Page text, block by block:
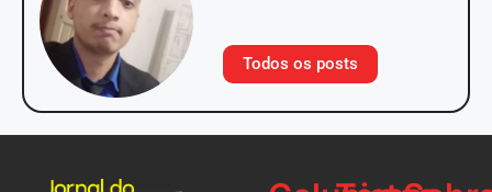
Todos os posts